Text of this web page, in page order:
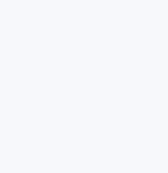
33
48